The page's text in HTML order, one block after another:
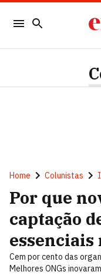
Home Colunistas
Por que
captação
essenciais
Cem por cento das
Melhores ONGs